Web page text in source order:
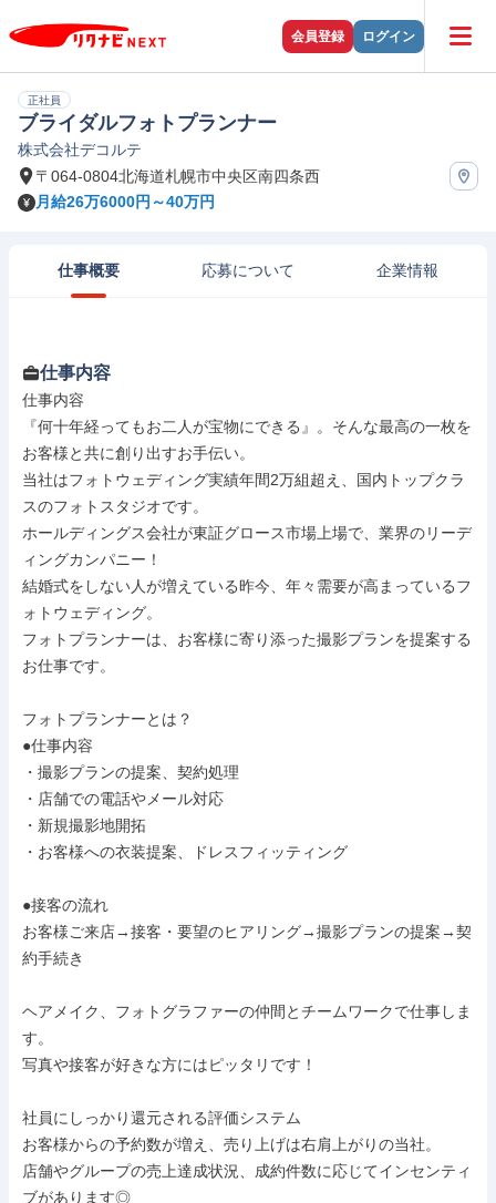
会員登録 ログイン
正社員
ブライダルフォトプランナー
株式会社デコルテ
〒064-0804北海道札幌市中央区南四条西
月給26万6000円～40万円
仕事概要 応募について 企業情報
仕事内容
仕事内容
『何十年経ってもお二人が宝物にできる』。そんな最高の一枚を
お客様と共に創り出すお手伝い。
当社はフォトウェディング実績年間2万組超え、国内トップクラ
スのフォトスタジオです。
ホールディングス会社が東証グロース市場上場で、業界のリーデ
ィングカンパニー！
結婚式をしない人が増えている昨今、年々需要が高まっているフ
ォトウェディング。
フォトプランナーは、お客様に寄り添った撮影プランを提案する
お仕事です。
フォトプランナーとは？
●仕事内容
・撮影プランの提案、契約処理
・店舗での電話やメール対応
・新規撮影地開拓
・お客様への衣装提案、ドレスフィッティング
●接客の流れ
お客様ご来店→接客・要望のヒアリング→撮影プランの提案→契
約手続き
ヘアメイク、フォトグラファーの仲間とチームワークで仕事しま
す。
写真や接客が好きな方にはピッタリです！
社員にしっかり還元される評価システム
お客様からの予約数が増え、売り上げは右肩上がりの当社。
店舗やグループの売上達成状況、成約件数に応じてインセンティ
ブがあります◎